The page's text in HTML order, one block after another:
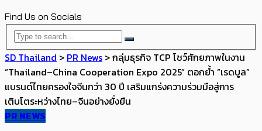
Find Us on Socials
SD Thailand > PR News >กลุ่มธุรกิจ TCP โชว์ศักยภาพในงาน
“Thailand–China Cooperation Expo 2025” ตอกย้ำ “เรดบูล”
แบรนด์ไทยครองใจจีนกว่า 30 ปี เสริมแกร่งความร่วมมือสู่การ
เติบโตระหว่างไทย–จีนอย่างยั่งยืน
PR NEWS